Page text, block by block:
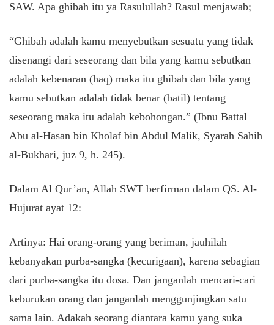
SAW. Apa ghibah itu ya Rasulullah? Rasul menjawab;
“Ghibah adalah kamu menyebutkan sesuatu yang tidak
disenangi dari seseorang dan bila yang kamu sebutkan
adalah kebenaran (haq) maka itu ghibah dan bila yang
kamu sebutkan adalah tidak benar (batil) tentang
seseorang maka itu adalah kebohongan.” (Ibnu Battal
Abu al-Hasan bin Kholaf bin Abdul Malik, Syarah Sahih
al-Bukhari, juz 9, h. 245).
Dalam Al Qur’an, Allah SWT berfirman dalam QS. Al-
Hujurat ayat 12:
Artinya: Hai orang-orang yang beriman, jauhilah
kebanyakan purba-sangka (kecurigaan), karena sebagian
dari purba-sangka itu dosa. Dan janganlah mencari-cari
keburukan orang dan janganlah menggunjingkan satu
sama lain. Adakah seorang diantara kamu yang suka